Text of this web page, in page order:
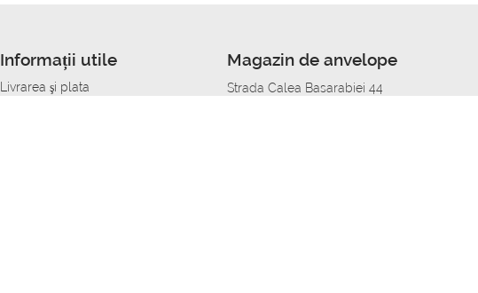
Informații utile
Livrarea şi plata
Magazin de anvelope
Strada Calea Basarabiei 44